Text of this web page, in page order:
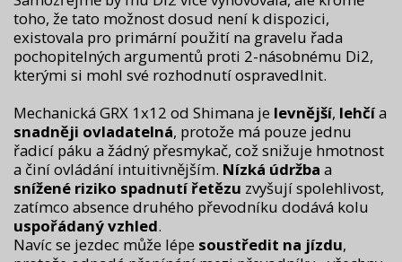
toho, že tato možnost dosud není k dispozici,
existovala pro primární použití na gravelu řada
pochopitelných argumentů proti 2-násobnému Di2,
kterými si mohl své rozhodnutí ospravedlnit.
Mechanická GRX 1x12 od Shimana je levnější, lehčía
snadněji ovladatelná, protože má pouze jednu
řadicí páku a žádný přesmykač, což snižuje hmotnost
a činí ovládání intuitivnějším. Nízká údržba a
snížené riziko spadnutí řetězu zvyšují spolehlivost,
zatímco absence druhého převodníku dodává kolu
uspořádaný vzhled.
Navíc se jezdec může lépe soustředit na jízdu,